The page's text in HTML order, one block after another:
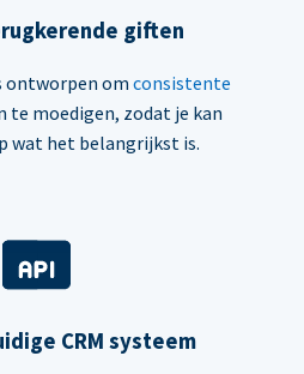
giften
ontworpen om consistente
te moedigen, zodat je kan
wat het belangrijkst is.
CRM systeem